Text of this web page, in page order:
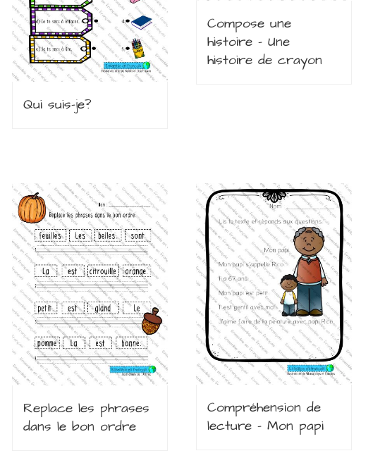
Qui suis-je?
Compose une
histoire – Une
histoire de crayon
Replace les phrases
dans le bon ordre
Compréhension de
lecture – Mon papi